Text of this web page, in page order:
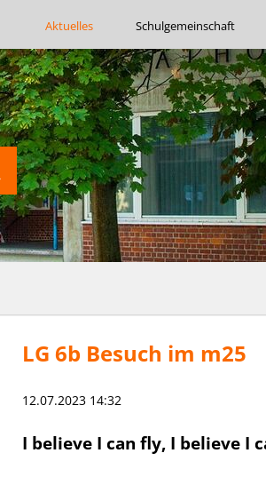
überspringen
Aktuelles Schulgemeinschaft
LG 6b Besuch im m25
12.07.2023 14:32
I believe I can fly, I believe I